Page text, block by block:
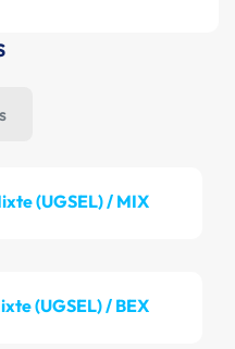
(UGSEL) / MIX
(UGSEL) / BEX